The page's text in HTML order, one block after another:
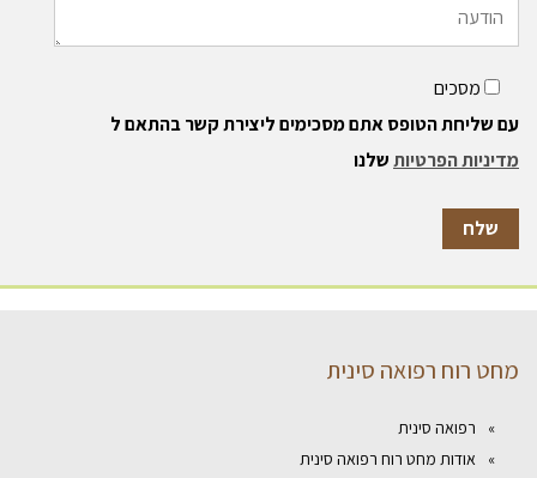
מסכים
עם שליחת הטופס אתם מסכימים ליצירת קשר בהתאם ל
מדיניות הפרטיותשלנו
מחט רוח רפואה סינית
רפואה סינית
אודות מחט רוח רפואה סינית